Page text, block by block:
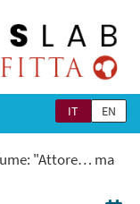
IT EN
"Attore… ma